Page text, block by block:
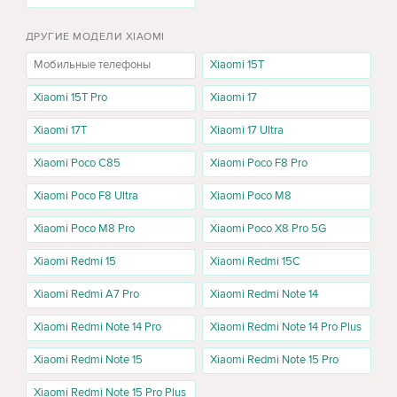
Poco X8 Pro Max получил основную камеру 50MP с оптической
стабилизацией и 8MP ultra-wide модуль. Такой набор подходит
для фото людей, документов, города, товаров, видео для
соцсетей и обычной съёмки без сложной настройки.
Память Xiaomi Poco X8 Pro Max
Xiaomi Poco X8 Pro Max 12/256GB
Версия 12/256GB подходит для активного повседневного
использования: приложения, фото, видео, мессенджеры, игры,
навигация и личные файлы.
Xiaomi Poco X8 Pro Max 12/512GB
Версия 12/512GB лучше подойдёт тем, кто часто снимает видео,
хранит много фото, устанавливает игры и хочет больше
свободного места на несколько лет.
Цвета Poco X8 Pro Max
Для Poco X8 Pro Max производитель указывает цвета Blue, White
ДРУГИЕ МОДЕЛИ XIAOMI
Мобильные телефоны Xiaomi 15T
Xiaomi 15T Pro Xiaomi 17
Xiaomi 17T Xiaomi 17 Ultra
Xiaomi Poco C85 Xiaomi Poco F8 Pro
Xiaomi Poco F8 Ultra Xiaomi Poco M8
Xiaomi Poco M8 Pro Xiaomi Poco X8 Pro 5G
Xiaomi Redmi 15 Xiaomi Redmi 15C
Xiaomi Redmi A7 Pro Xiaomi Redmi Note 14
Xiaomi Redmi Note 14 Pro Xiaomi Redmi Note 14 Pro Plus
Xiaomi Redmi Note 15 Xiaomi Redmi Note 15 Pro
Xiaomi Redmi Note 15 Pro Plus